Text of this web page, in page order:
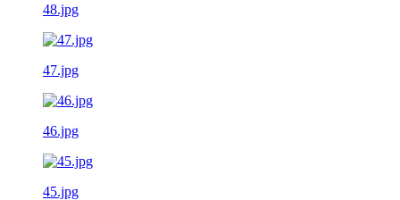
48.jpg
47.jpg
46.jpg
45.jpg